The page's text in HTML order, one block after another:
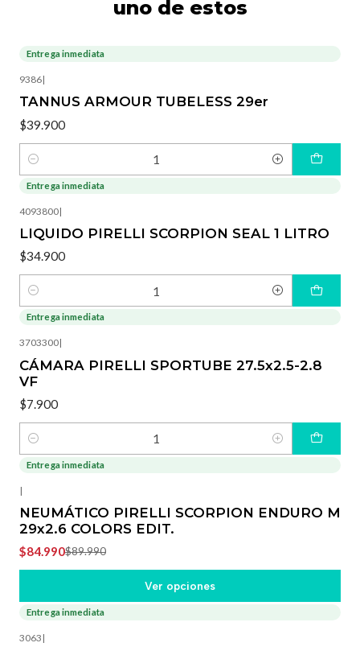
uno de estos
Entrega inmediata
9386|
TANNUS ARMOUR TUBELESS 29er
$39.900
Cantidad
Entrega inmediata
4093800|
LIQUIDO PIRELLI SCORPION SEAL 1 LITRO
$34.900
Cantidad
Entrega inmediata
3703300|
CÁMARA PIRELLI SPORTUBE 27.5x2.5-2.8
VF
$7.900
Cantidad
-6%OFF
Entrega inmediata
|
NEUMÁTICO PIRELLI SCORPION ENDURO M
29x2.6 COLORS EDIT.
$84.990$89.990
Ver opciones
Entrega inmediata
3063 |